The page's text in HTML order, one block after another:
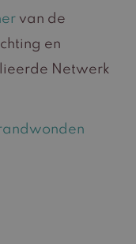
van de
en
Netwerk